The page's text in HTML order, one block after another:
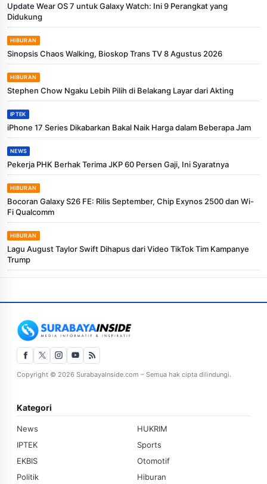
Update Wear OS 7 untuk Galaxy Watch: Ini 9 Perangkat yang
Didukung
HIBURAN
Sinopsis Chaos Walking, Bioskop Trans TV 8 Agustus 2026
HIBURAN
Stephen Chow Ngaku Lebih Pilih di Belakang Layar dari Akting
IPTEK
iPhone 17 Series Dikabarkan Bakal Naik Harga dalam Beberapa Jam
NEWS
Pekerja PHK Berhak Terima JKP 60 Persen Gaji, Ini Syaratnya
HIBURAN
Bocoran Galaxy S26 FE: Rilis September, Chip Exynos 2500 dan Wi-
Fi Qualcomm
HIBURAN
Lagu August Taylor Swift Dihapus dari Video TikTok Tim Kampanye
Trump
Copyright © 2026 SurabayaInside.com – Semua hak cipta dilindungi.
Kategori
News
HUKRIM
IPTEK
Sports
EKBIS
Otomotif
Politik
Hiburan